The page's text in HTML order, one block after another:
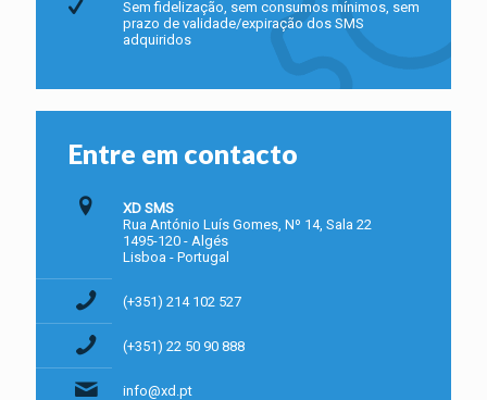
Sem fidelização, sem consumos mínimos, sem
prazo de validade/expiração dos SMS
adquiridos
Entre em contacto
XD SMS
Rua António Luís Gomes, Nº 14, Sala 22
1495-120 - Algés
Lisboa - Portugal
(+351) 214 102 527
(+351) 22 50 90 888
info@xd.pt